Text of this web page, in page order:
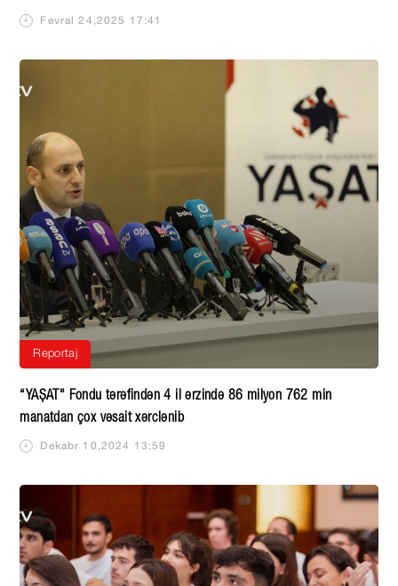
Fevral 24,2025 17:41
“YAŞAT" Fondu tərəfindən 4 il ərzində 86 milyon 762 min
manatdan çox vəsait xərclənib
Dekabr 10,2024 13:59
Reportaj